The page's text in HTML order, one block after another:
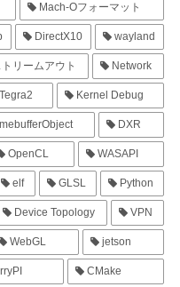
Mach-Oフォーマット
DirectX10 wayland
トリームアウト Network
Tegra2 Kernel Debug
DXR
OpenCL WASAPI
elf GLSL Python
Device Topology VPN
WebGL jetson
CMake